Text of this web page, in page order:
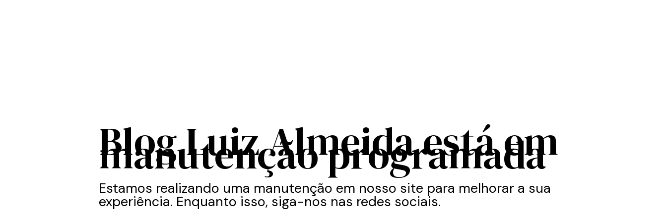
Blog Luiz Almeida está em
manutenção programada
Estamos realizando uma manutenção em nosso site para melhorar a sua
experiência. Enquanto isso, siga-nos nas redes sociais.